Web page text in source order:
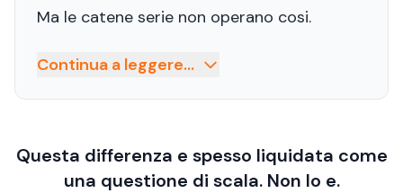
Ma le catene serie non operano cosi.
Continua a leggere...
Questa differenza e spesso liquidata come
una questione di scala. Non lo e.